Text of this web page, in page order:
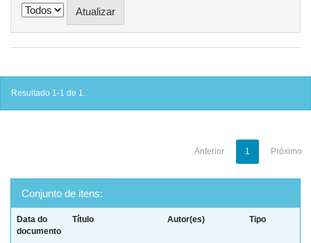
Resultado 1-1 de 1.
Anterior 1 Próximo
Conjunto de itens:
Data do
documento
Título Autor(es) Tipo